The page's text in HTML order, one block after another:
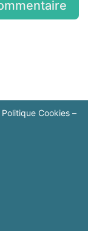
Politique Cookies–